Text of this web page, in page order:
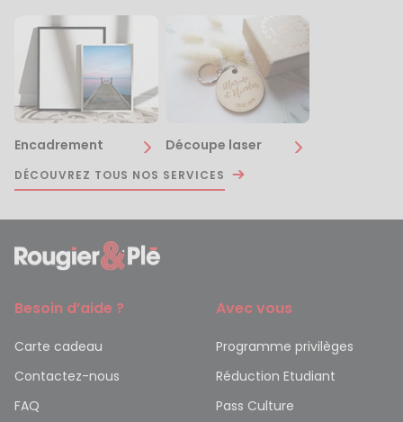
Encadrement Découpe laser
DÉCOUVREZ TOUS NOS SERVICES
Besoin d’aide ?
Carte cadeau
Contactez-nous
FAQ
Avec vous
Programme privilèges
Réduction Etudiant
Pass Culture